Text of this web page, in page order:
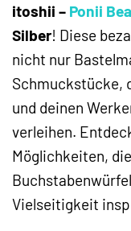
itoshii – Ponii
Silber! Diese
nicht nur
Schmuckstücke,
und deinen
verleihen.
Möglichkeiten,
Vielseitigkeit